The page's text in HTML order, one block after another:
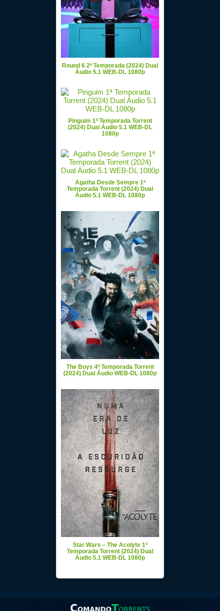
Round 6 2ª Temporada (2024) Dual
Áudio 5.1 WEB-DL 1080p
Pinguim 1ª Temporada Torrent
(2024) Dual Áudio 5.1 WEB-DL
1080p
Agatha Desde Sempre 1ª
Temporada Torrent (2024) Dual
Áudio 5.1 WEB-DL 1080p
The Boys 4ª Temporada Torrent
(2024) Dual Áudio WEB-DL 1080p
Star Wars – The Acolyte 1ª
Temporada Torrent (2024) Dual
Áudio 5.1 WEB-DL 1080p